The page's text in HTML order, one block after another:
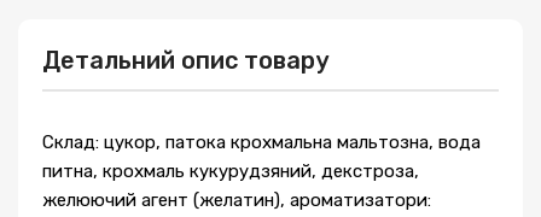
Детальний опис товару
Склад: цукор, патока крохмальна мальтозна, вода
питна, крохмаль кукурудзяний, декстроза,
желюючий агент (желатин), ароматизатори: